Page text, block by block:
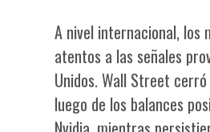
A nivel internacional, los
atentos a las señales
Unidos. Wall Street
luego de los balances